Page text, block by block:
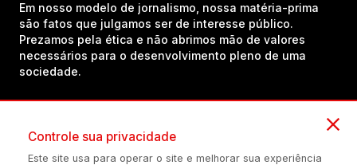
Em nosso modelo de jornalismo, nossa matéria-prima
são fatos que julgamos ser de interesse público.
Prezamos pela ética e não abrimos mão de valores
necessários para o desenvolvimento pleno de uma
sociedade.
Controle sua privacidade
Este site usa para operar o site e melhorar sua experiência